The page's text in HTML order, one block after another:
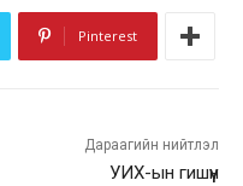
Pinterest
Дараагийн нийтлэл
УИХ-ын гишүүн